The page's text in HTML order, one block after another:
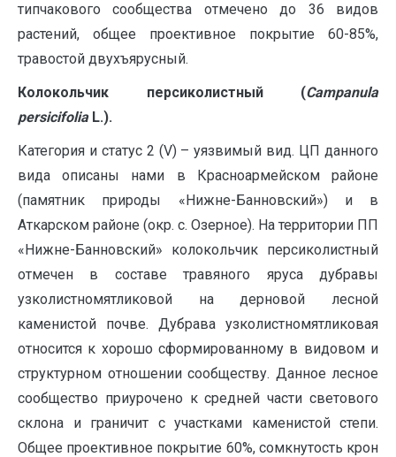
типчакового сообщества отмечено до 36 видов
растений, общее проективное покрытие 60-85%,
травостой двухъярусный.
Колокольчик персиколистный (Campanula
persicifolia L.).
Категория и статус 2 (V) – уязвимый вид. ЦП данного
вида описаны нами в Красноармейском районе
(памятник природы «Нижне-Банновский») и в
Аткарском районе (окр. с. Озерное). На территории ПП
«Нижне-Банновский» колокольчик персиколистный
отмечен в составе травяного яруса дубравы
узколистномятликовой на дерновой лесной
каменистой почве. Дубрава узколистномятликовая
относится к хорошо сформированному в видовом и
структурном отношении сообществу. Данное лесное
сообщество приурочено к средней части светового
склона и граничит с участками каменистой степи.
Общее проективное покрытие 60%, сомкнутость крон